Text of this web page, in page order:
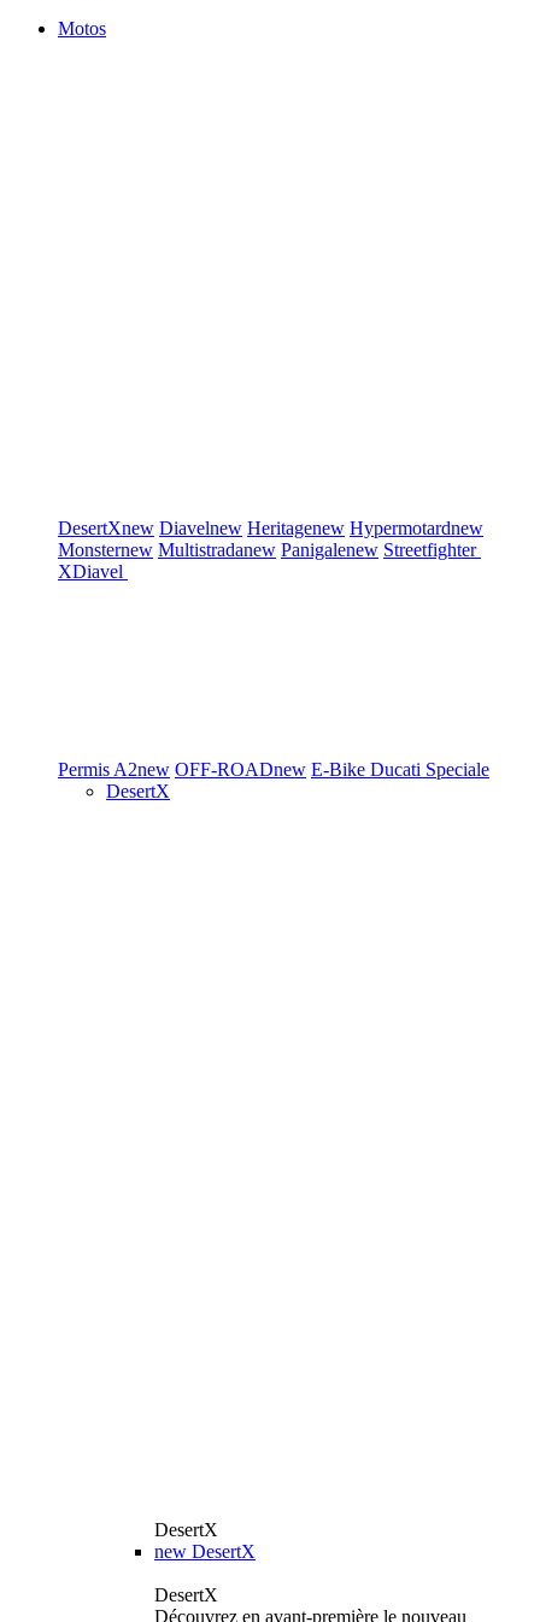
Motos
DesertXnew Diavelnew Heritagenew Hypermotardnew
Monsternew Multistradanew Panigalenew Streetfighter
XDiavel
Permis A2new OFF-ROADnew E-Bike Ducati Speciale
DesertX
DesertX
new DesertX
DesertX
Découvrez en avant-première le nouveau